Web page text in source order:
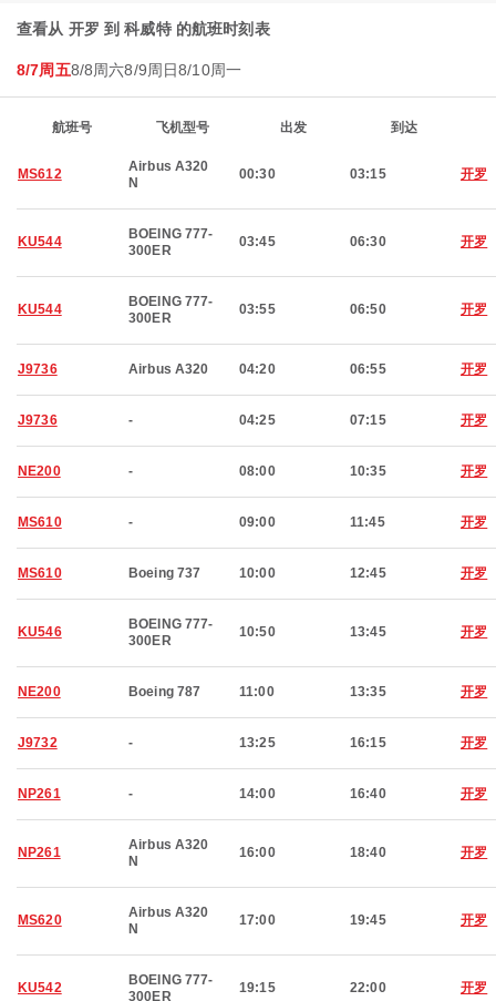
查看从 开罗 到 科威特 的航班时刻表
8/7周五8/8周六8/9周日8/10周一
航班号 飞机型号 出发 到达
MS612
Airbus A320
N
00:30 03:15 开罗
KU544
BOEING 777-
300ER
03:45 06:30 开罗
KU544
BOEING 777-
300ER
03:55 06:50 开罗
J9736 Airbus A320 04:20 06:55 开罗
J9736 - 04:25 07:15 开罗
NE200 - 08:00 10:35 开罗
MS610 - 09:00 11:45 开罗
MS610 Boeing 737 10:00 12:45 开罗
KU546
BOEING 777-
300ER
10:50 13:45 开罗
NE200 Boeing 787 11:00 13:35 开罗
J9732 - 13:25 16:15 开罗
NP261 - 14:00 16:40 开罗
NP261
Airbus A320
N
16:00 18:40 开罗
MS620
Airbus A320
N
17:00 19:45 开罗
KU542
BOEING 777-
300ER
19:15 22:00 开罗